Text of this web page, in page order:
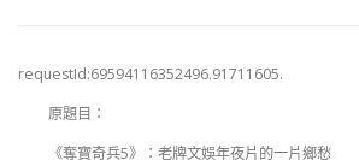
requestId:69594116352496.91711605.
原題目：
《奪寶奇兵5》：老牌文娛年夜片的一片鄉愁